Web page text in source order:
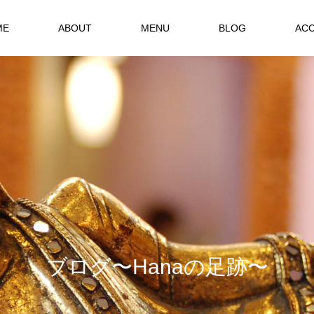
ABOUT MENU BLOG
ブログ〜Hanaの足跡〜